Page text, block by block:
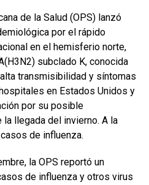
de la Salud (OPS) lanzó
por el rápido
en el hemisferio norte,
subclado K, conocida
transmisibilidad y síntomas
en Estados Unidos y
por su posible
llegada del invierno. A la
de influenza.
la OPS reportó un
de influenza y otros virus